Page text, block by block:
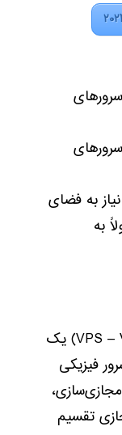
به فضای
به
سرور مجازی (VPS – Virtual Private Server) یک
فیزیکی
تقسیم